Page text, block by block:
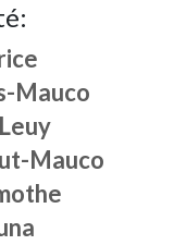
Mauco
Mauco